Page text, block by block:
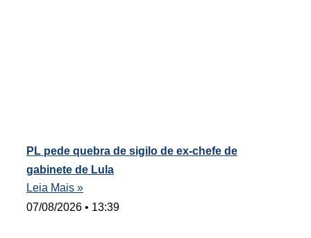
PL pede quebra de sigilo de ex-chefe de
gabinete de Lula
Leia Mais »
07/08/2026
13:39